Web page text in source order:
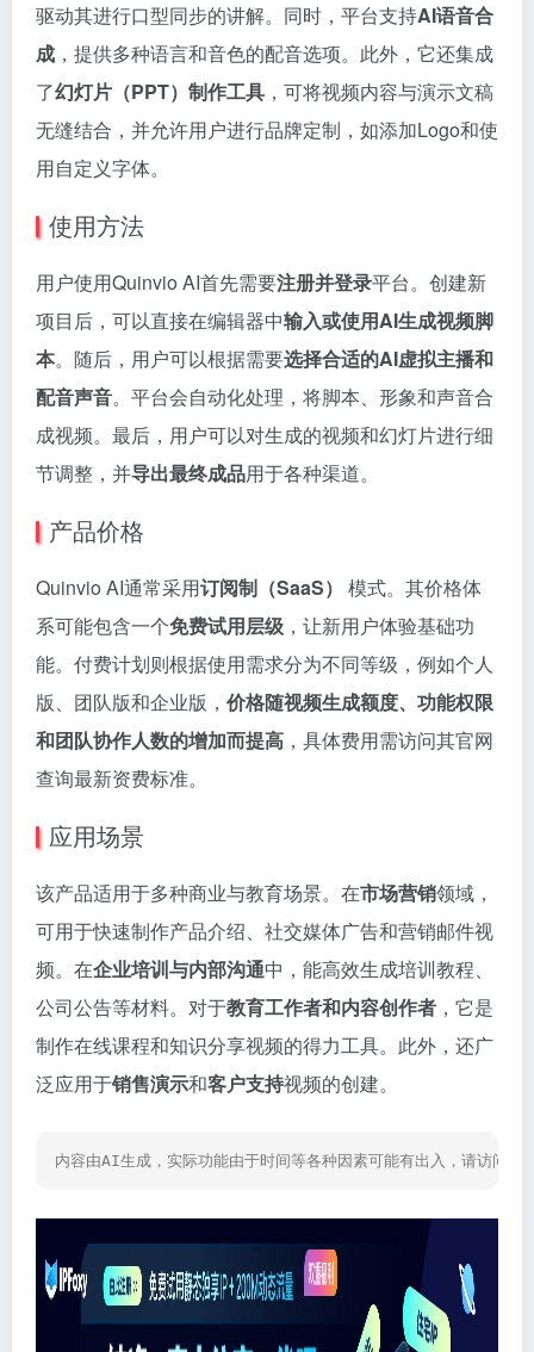
驱动其进行口型同步的讲解。同时，平台支持AI语音合
成 ，提供多种语言和音色的配音选项。此外，它还集成
了幻灯片（PPT）制作工具 ，可将视频内容与演示文稿
无缝结合，并允许用户进行品牌定制，如添加Logo和使
用自定义字体。
使用方法
用户使用Quinvio AI首先需要注册并登录平台。创建新
项目后，可以直接在编辑器中输入或使用AI生成视频脚
本。随后，用户可以根据需要选择合适的AI虚拟主播和
配音声音。平台会自动化处理，将脚本、形象和声音合
成视频。最后，用户可以对生成的视频和幻灯片进行细
节调整，并导出最终成品用于各种渠道。
产品价格
Quinvio AI通常采用订阅制（SaaS） 模式。其价格体
系可能包含一个免费试用层级 ，让新用户体验基础功
能。付费计划则根据使用需求分为不同等级，例如个人
版、团队版和企业版， 价格随视频生成额度、功能权限
和团队协作人数的增加而提高 ，具体费用需访问其官网
查询最新资费标准。
应用场景
该产品适用于多种商业与教育场景。在市场营销领域，
可用于快速制作产品介绍、社交媒体广告和营销邮件视
频。在企业培训与内部沟通中，能高效生成培训教程、
公司公告等材料。对于教育工作者和内容创作者 ，它是
制作在线课程和知识分享视频的得力工具。此外，还广
泛应用于销售演示和客户支持视频的创建。
内容由AI生成，实际功能由于时间等各种因素可能有出入，请访问网